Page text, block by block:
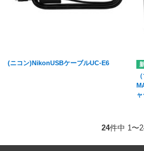
(ニコン)NikonUSBケーブルUC-E6
24件中 1〜